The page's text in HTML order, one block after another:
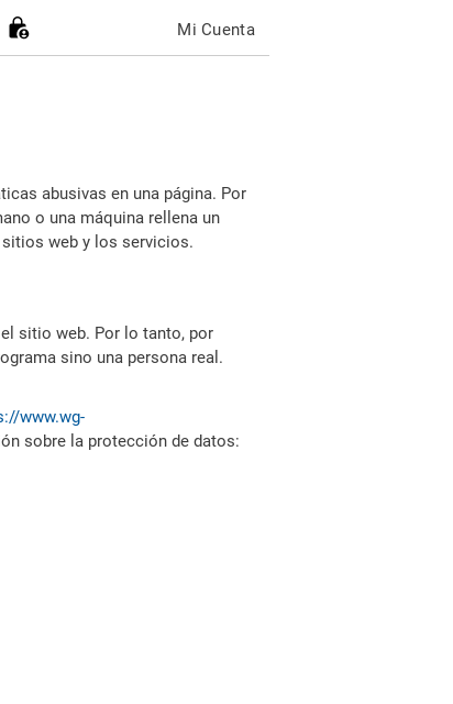
Mi Cuenta
abusivas en una página. Por
o una máquina rellena un
web y los servicios.
sitio web. Por lo tanto, por
sino una persona real.
www.wg-
sobre la protección de datos: